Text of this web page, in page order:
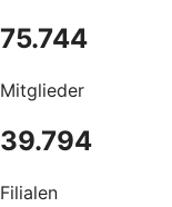
75.744
Mitglieder
39.794
Filialen